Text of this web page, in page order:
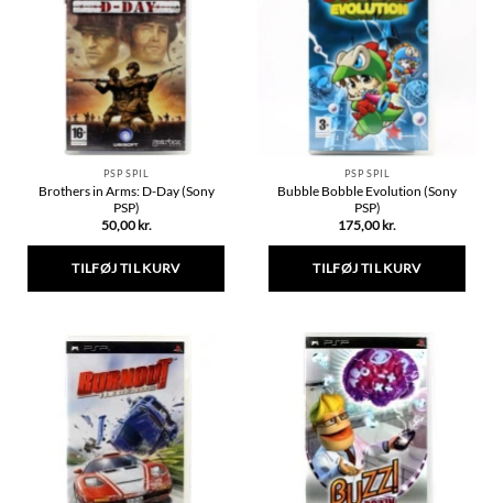
Mulighederne
kan
vælges
på
varesiden
Mulighederne
kan
vælges
på
varesiden
PSP SPIL
Brothers in Arms: D-Day (Sony
PSP)
50,00 kr.
TILFØJ TIL KURV
PSP SPIL
Bubble Bobble Evolution (Sony
PSP)
175,00 kr.
TILFØJ TIL KURV